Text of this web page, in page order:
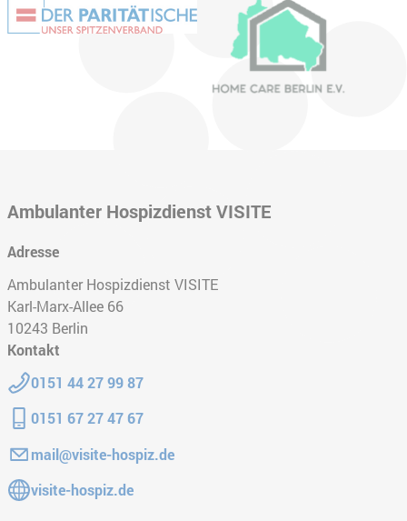
Ambulanter Hospizdienst VISITE
Adresse
Ambulanter Hospizdienst VISITE
Karl-Marx-Allee 66
10243 Berlin
Kontakt
Telefon:
0151 44 27 99 87
Mobiltelefon:
0151 67 27 47 67
E-Mail:mail@visite-hospiz.de
Gehe zur Website:
visite-hospiz.de